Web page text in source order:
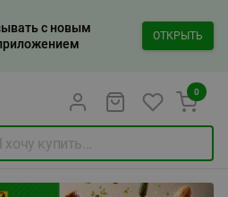
с новым
ОТКРЫТЬ
0